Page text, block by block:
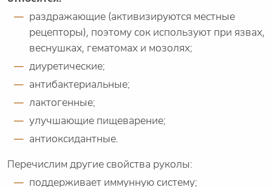
раздражающие (активизируются местные
рецепторы), поэтому сок используют при язвах,
веснушках, гематомах и мозолях;
диуретические;
антибактериальные;
лактогенные;
улучшающие пищеварение;
антиоксидантные.
Перечислим другие свойства руколы:
поддерживает иммунную систему;